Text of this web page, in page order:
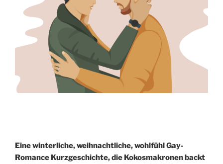
Eine winterliche, weihnachtliche, wohlfühl Gay-
Romance Kurzgeschichte, die Kokosmakronen backt